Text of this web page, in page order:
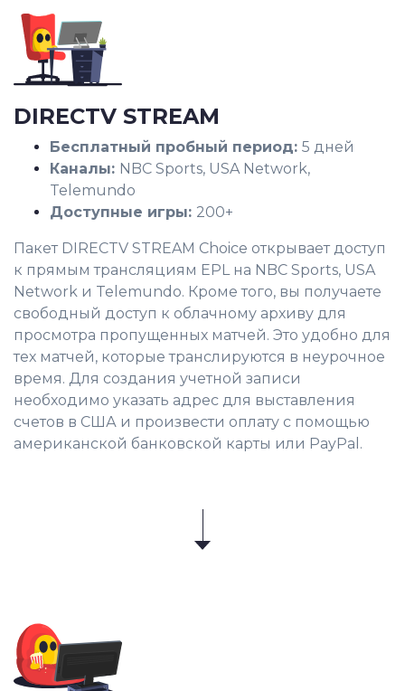
DIRECTV STREAM
Бесплатный пробный период: 5 дней
Каналы: NBC Sports, USA Network,
Telemundo
Доступные игры: 200+
Пакет DIRECTV STREAM Choice открывает доступ
к прямым трансляциям EPL на NBC Sports, USA
Network и Telemundo. Кроме того, вы получаете
свободный доступ к облачному архиву для
просмотра пропущенных матчей. Это удобно для
тех матчей, которые транслируются в неурочное
время. Для создания учетной записи
необходимо указать адрес для выставления
счетов в США и произвести оплату с помощью
американской банковской карты или PayPal.